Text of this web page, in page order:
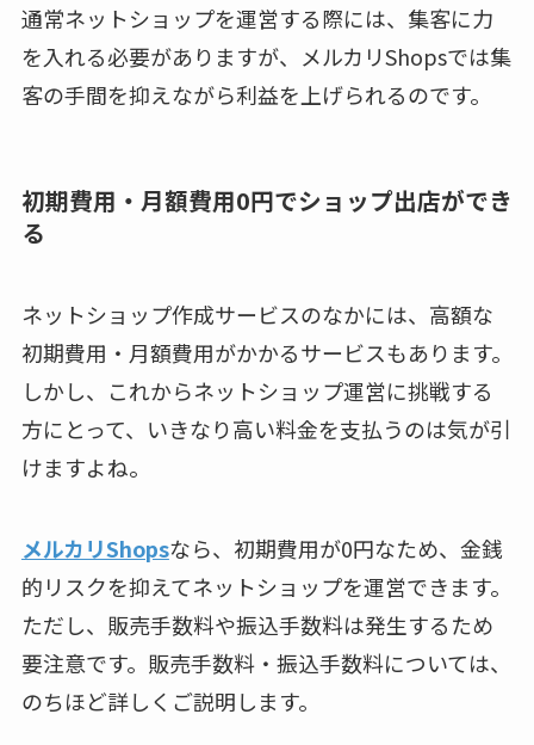
通常ネットショップを運営する際には、集客に力
を入れる必要がありますが、メルカリShopsでは集
客の手間を抑えながら利益を上げられるのです。
初期費用・月額費用0円でショップ出店ができ
る
ネットショップ作成サービスのなかには、高額な
初期費用・月額費用がかかるサービスもあります。
しかし、これからネットショップ運営に挑戦する
方にとって、いきなり高い料金を支払うのは気が引
けますよね。
メルカリShopsなら、初期費用が0円なため、金銭
的リスクを抑えてネットショップを運営できます。
ただし、販売手数料や振込手数料は発生するため
要注意です。販売手数料・振込手数料については、
のちほど詳しくご説明します。